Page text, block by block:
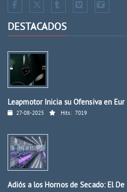
DESTACADOS
Leapmotor Inicia su Ofensiva en Eur
27-08-2025 Hits: 7019
Adiós a los Hornos de Secado: El De